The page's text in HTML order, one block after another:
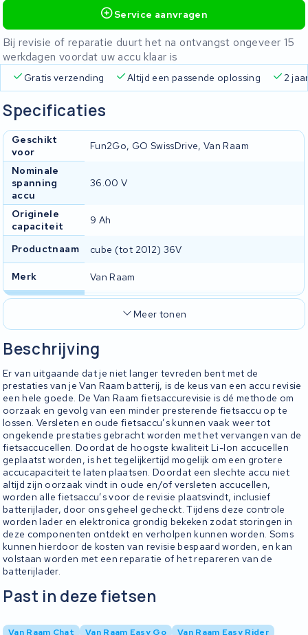
Service aanvragen
Bij revisie of reparatie duurt het na ontvangst ongeveer 15
werkdagen voordat uw accu klaar is
Gratis verzending Altijd een passende oplossing 2
Beschrijving
Er van uitgaande dat je niet langer tevreden bent met de
prestaties van je Van Raam batterij, is de keus van een accu revisie
een hele goede. De Van Raam fietsaccurevisie is dé methode om
oorzaak en gevolg van een minder presterende fietsaccu op te
lossen. Versleten en oude fietsaccu’s kunnen vaak weer tot
ongekende prestaties gebracht worden met het vervangen van de
fietsaccucellen. Doordat de hoogste kwaliteit Li-Ion accucellen
geplaatst worden, is het tegelijkertijd mogelijk om een grotere
accucapaciteit te laten plaatsen. Doordat een slechte accu niet
altijd zijn oorzaak vindt in oude en/of versleten accucellen,
worden alle fietsaccu’s voor de revisie plaatsvindt, inclusief
batterijlader, door ons geheel gecheckt. Tijdens deze controle
worden lader en elektronica grondig bekeken zodat storingen in
deze componenten ontdekt en verholpen kunnen worden. Soms
kunnen hierdoor de kosten van revisie bespaard worden, en kan
volstaan worden met een reparatie of het repareren van de
batterijlader.
Specificaties
Geschikt
voor
Fun2Go, GO SwissDrive, Van Raam
Nominale
spanning
accu
36.00 V
Originele
capaciteit
9 Ah
Productnaam cube (tot 2012) 36V
Merk Van Raam
Meer tonen
Past in deze fietsen
Van Raam Chat Van Raam Easy Go Van Raam Easy Rider